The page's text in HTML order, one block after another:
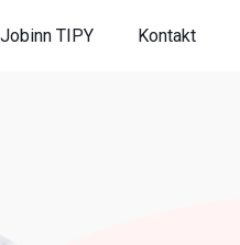
Jobinn TIPY Kontakt